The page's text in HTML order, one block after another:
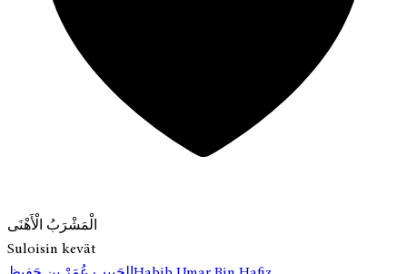
الْمَشْرَبُ الْأَهْنَى
Suloisin kevät